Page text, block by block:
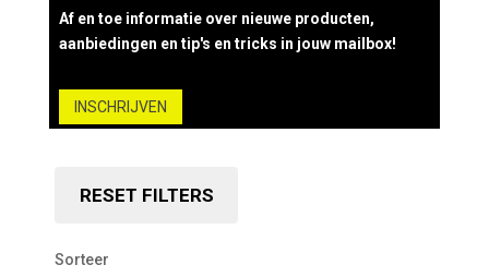
Af en toe informatie over nieuwe producten,
aanbiedingen en tip's en tricks in jouw mailbox!
INSCHRIJVEN
RESET FILTERS
Sorteer